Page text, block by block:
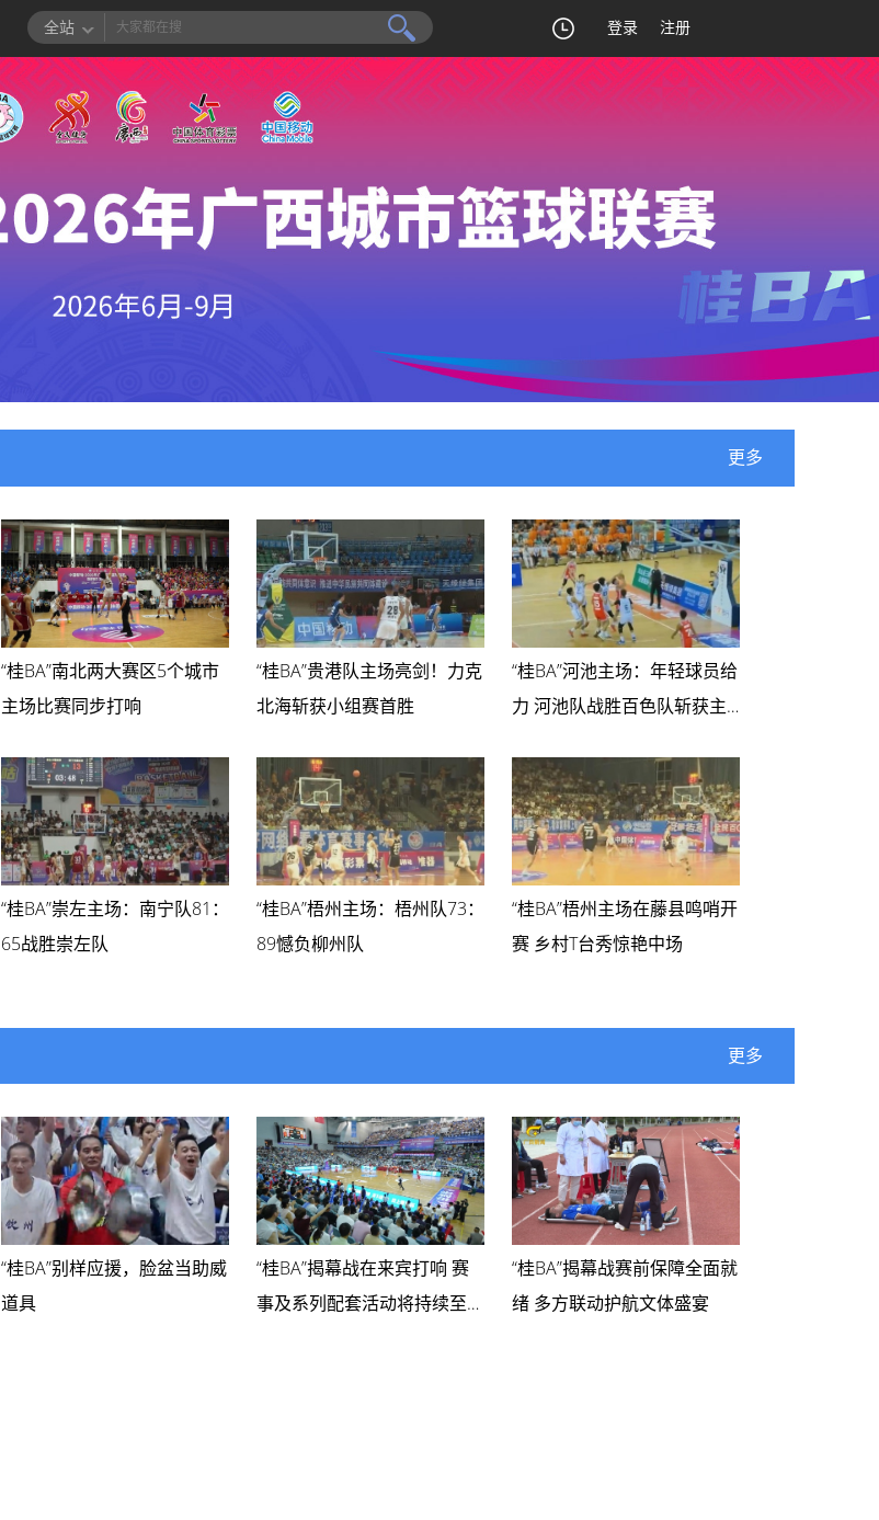
全站 登录 注册
更多
“桂BA”南北两大赛区5个城市
主场比赛同步打响
“桂BA”贵港队主场亮剑！力克
北海斩获小组赛首胜
“桂BA”河池主场：年轻球员给
力 河池队战胜百色队斩获主
“桂BA”崇左主场：南宁队81：
65战胜崇左队
“桂BA”梧州主场：梧州队73：
89憾负柳州队
“桂BA”梧州主场在藤县鸣哨开
赛 乡村T台秀惊艳中场
更多
“桂BA”别样应援，脸盆当助威
道具
“桂BA”揭幕战在来宾打响 赛
事及系列配套活动将持续至9
“桂BA”揭幕战赛前保障全面就
绪 多方联动护航文体盛宴